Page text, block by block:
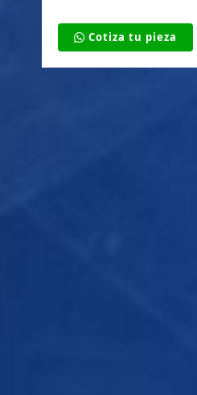
Cotiza tu pieza